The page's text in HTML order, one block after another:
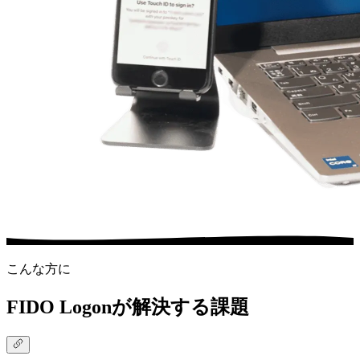
こんな方に
FIDO Logonが解決する課題